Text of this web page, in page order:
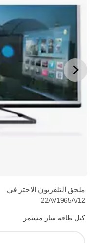
ملحق التلفزيون الاحترافي
22AV1965A/12
كبل طاقة بتيار مستمر